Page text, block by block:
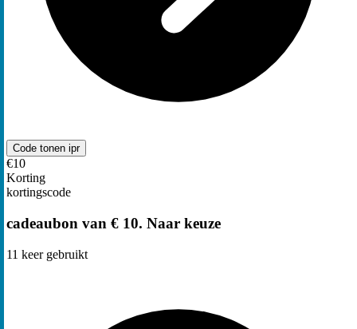
Code tonen ipr
€10
Korting
kortingscode
cadeaubon van € 10. Naar keuze
11 keer gebruikt